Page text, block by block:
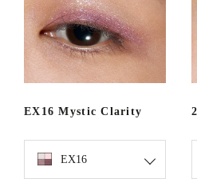
EX16 Mystic Clarity
EX16